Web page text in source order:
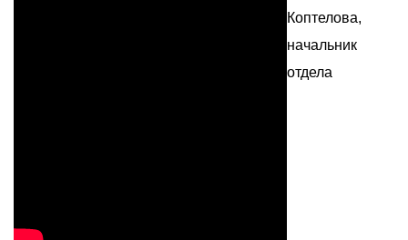
Коптелова,
начальник
отдела